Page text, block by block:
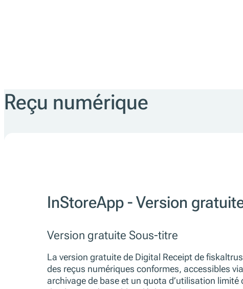
Reçu numérique
InStoreApp - Version
Version gratuite Sous-titre
La version gratuite de Digital Receipt de
des reçus numériques conformes, accessibles
archivage de base et un quota d’utilisation